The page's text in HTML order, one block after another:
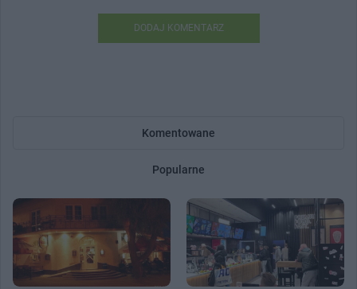
DODAJ KOMENTARZ
Komentowane
Popularne